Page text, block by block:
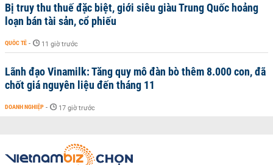
Bị truy thu thuế đặc biệt, giới siêu giàu Trung Quốc hoảng
loạn bán tài sản, cổ phiếu
QUỐC TẾ - 11 giờ trước
Lãnh đạo Vinamilk: Tăng quy mô đàn bò thêm 8.000 con, đã
chốt giá nguyên liệu đến tháng 11
DOANH NGHIỆP - 17 giờ trước